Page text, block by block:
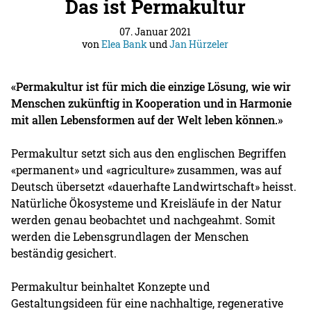
Das ist Permakultur
07. Januar 2021
vonElea BankundJan Hürzeler
«Permakultur ist für mich die einzige Lösung, wie wir
Menschen zukünftig in Kooperation und in Harmonie
mit allen Lebensformen auf der Welt leben können.»
Permakultur setzt sich aus den englischen Begriffen
«permanent» und «agriculture» zusammen, was auf
Deutsch übersetzt «dauerhafte Landwirtschaft» heisst.
Natürliche Ökosysteme und Kreisläufe in der Natur
werden genau beobachtet und nachgeahmt. Somit
werden die Lebensgrundlagen der Menschen
beständig gesichert.
Permakultur beinhaltet Konzepte und
Gestaltungsideen für eine nachhaltige, regenerative